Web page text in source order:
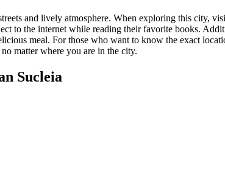
and lively atmosphere. When exploring this city,
to the internet while reading their favorite books.
meal. For those who want to know the exact
matter where you are in the city.
Sucleia